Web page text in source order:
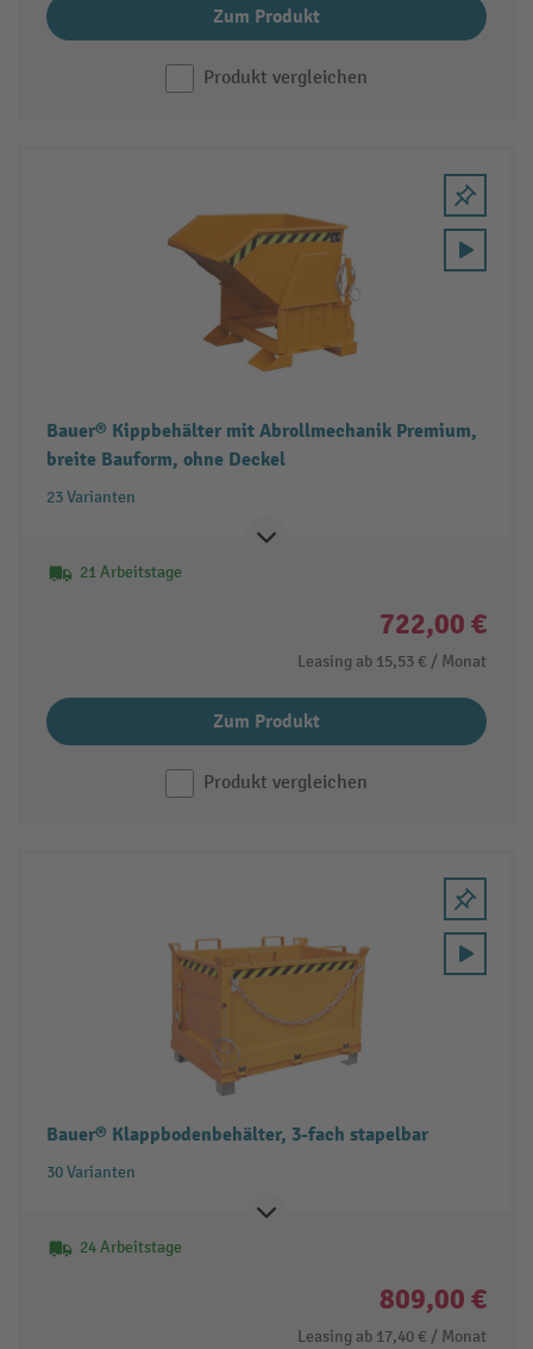
Zum Produkt
Produkt vergleichen
Bauer® Kippbehälter mit Abrollmechanik Premium,
breite Bauform, ohne Deckel
23 Varianten
21 Arbeitstage
722,00 €
Leasing ab 15,53 € / Monat
Zum Produkt
Produkt vergleichen
Bauer® Klappbodenbehälter, 3-fach stapelbar
30 Varianten
24 Arbeitstage
809,00 €
Leasing ab 17,40 € / Monat